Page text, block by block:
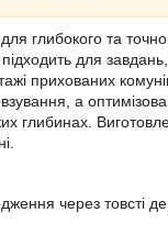
глибокого та
для
прихованих
а
глибинах.
через товсті